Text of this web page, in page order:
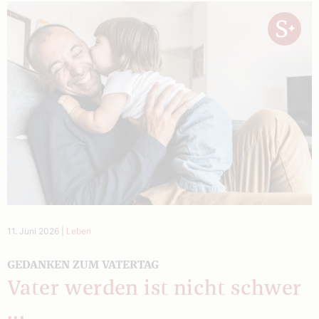
11. Juni 2026 Leben
GEDANKEN ZUM VATERTAG
Vater werden ist nicht schwer
...